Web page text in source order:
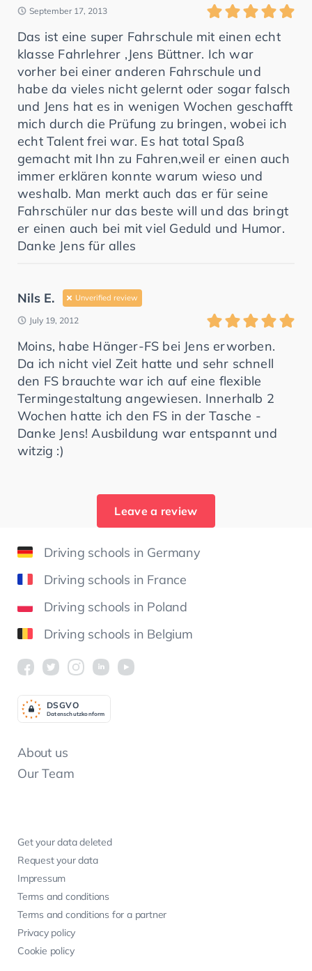
September 17, 2013
Das ist eine super Fahrschule mit einen echt
klasse Fahrlehrer ,Jens Büttner. Ich war
vorher bei einer anderen Fahrschule und
habe da vieles nicht gelernt oder sogar falsch
und Jens hat es in wenigen Wochen geschafft
mich durch die Prüfung zu bringen, wobei ich
echt Talent frei war. Es hat total Spaß
gemacht mit Ihn zu Fahren,weil er einen auch
immer erklären konnte warum wieso und
weshalb. Man merkt auch das er für seine
Fahrschüler nur das beste will und das bringt
er einen auch bei mit viel Geduld und Humor.
Danke Jens für alles
Nils E. Unverified review
July 19, 2012
Moins, habe Hänger-FS bei Jens erworben.
Da ich nicht viel Zeit hatte und sehr schnell
den FS brauchte war ich auf eine flexible
Termingestaltung angewiesen. Innerhalb 2
Wochen hatte ich den FS in der Tasche -
Danke Jens! Ausbildung war entspannt und
witzig :)
Leave a review
Driving schools in Germany
Driving schools in France
Driving schools in Poland
Driving schools in Belgium
About us
Our Team
Get your data deleted
Request your data
Impressum
Terms and conditions
Terms and conditions for a partner
Privacy policy
Cookie policy
Datenschutzkonform
DSGVO